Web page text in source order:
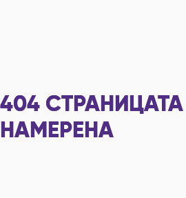
404 СТРАНИЦАТА
НАМЕРЕНА